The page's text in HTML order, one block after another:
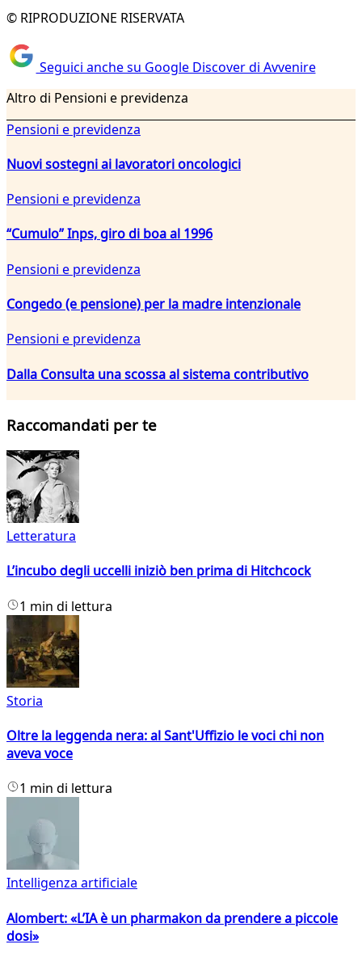
© RIPRODUZIONE RISERVATA
Seguici anche su Google Discover di Avvenire
Altro di Pensioni e previdenza
Pensioni e previdenza
Nuovi sostegni ai lavoratori oncologici
Pensioni e previdenza
“Cumulo” Inps, giro di boa al 1996
Pensioni e previdenza
Congedo (e pensione) per la madre intenzionale
Pensioni e previdenza
Dalla Consulta una scossa al sistema contributivo
Raccomandati per te
Letteratura
L’incubo degli uccelli iniziò ben prima di Hitchcock
1 min di lettura
Storia
Oltre la leggenda nera: al Sant'Uffizio le voci chi non
aveva voce
1 min di lettura
Intelligenza artificiale
Alombert: «L’IA è un pharmakon da prendere a piccole
dosi»